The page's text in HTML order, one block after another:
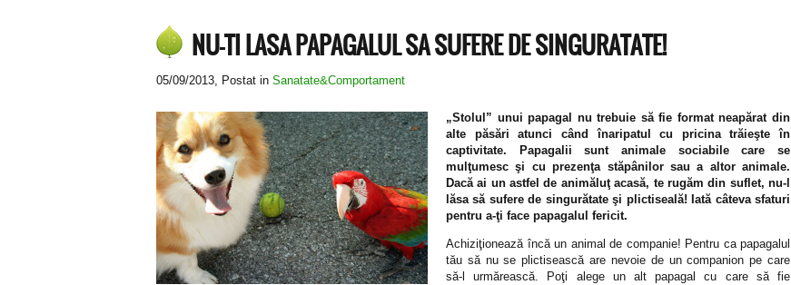
NU-TI LASA PAPAGALUL SA SUFERE DE SINGURATATE!
05/09/2013, Postat in Sanatate&Comportament
„Stolul” unui papagal nu trebuie să fie format neapărat din
alte păsări atunci când înaripatul cu pricina trăieşte în
captivitate. Papagalii sunt animale sociabile care se
mulţumesc şi cu prezenţa stăpânilor sau a altor animale.
Dacă ai un astfel de animăluţ acasă, te rugăm din suflet, nu-l
lăsa să sufere de singurătate şi plictiseală! Iată câteva sfaturi
pentru a-ţi face papagalul fericit.
Achiziţionează încă un animal de companie! Pentru ca papagalul
tău să nu se plictisească are nevoie de un companion pe care
să-l urmărească. Poţi alege un alt papagal cu care să fie